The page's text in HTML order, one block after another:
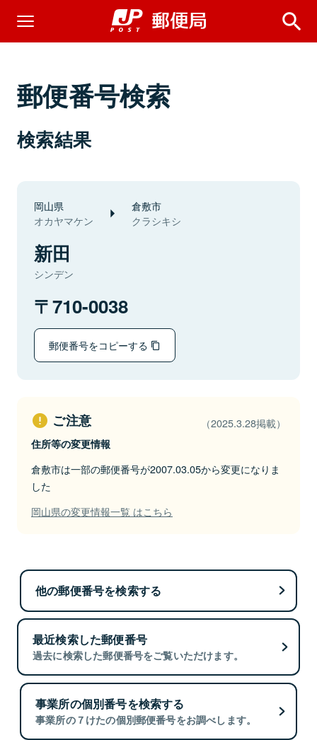
郵便番号検索
検索結果
岡山県
オカヤマケン
倉敷市
クラシキシ
新田
シンデン
710-0038
郵便番号をコピーする
ご注意 （2025.3.28掲載）
住所等の変更情報
倉敷市は一部の郵便番号が2007.03.05から変更になりま
した
岡山県の変更情報一覧 はこちら
他の郵便番号を検索する
最近検索した郵便番号
過去に検索した郵便番号をご覧いただけます。
事業所の個別番号を検索する
事業所の７けたの個別郵便番号をお調べします。